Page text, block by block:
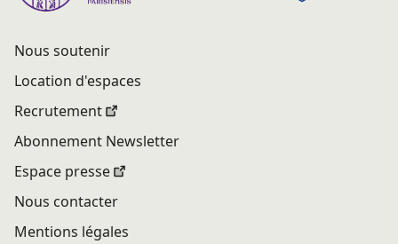
Nous soutenir
Location d'espaces
Recrutement
Abonnement Newsletter
Espace presse
Nous contacter
Mentions légales